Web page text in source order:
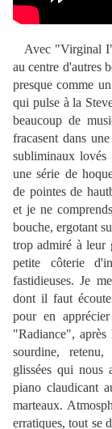
Avec "Virginal
au centre d'autres
presque comme
qui pulse à la
beaucoup de
fracasent dans
subliminaux lovés
une série de
de pointes de
et je ne
bouche, ergotant
trop admiré à leur
petite côterie
fastidieuses. Je
dont il faut
pour en
"Radiance", après
sourdine, retenu,
glissées qui
piano claudicant
marteaux.
erratiques, tout se